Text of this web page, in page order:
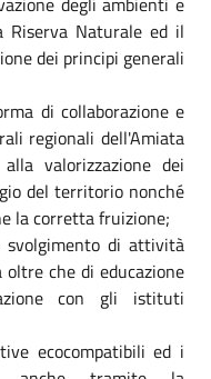
Riserva Naturale ed il
dei principi generali
di collaborazione e
regionali dell'Amiata
valorizzazione dei
del territorio nonché
la corretta fruizione;
svolgimento di attività
che di educazione
con gli istituti
ecocompatibili ed i